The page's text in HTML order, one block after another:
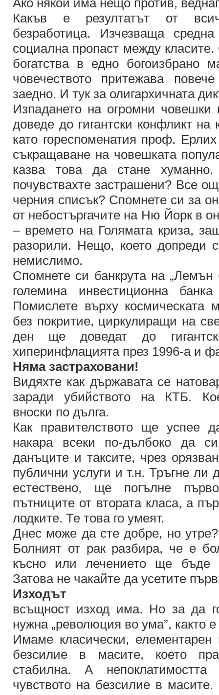
Ако някой има нещо против,
Какъв е резултатът от
безработица. Изчезваща
социална пропаст между
богатства в едно богоизбрано
човечеството притежава
заедно. И тук за олигархичната
Изпадането на огромни
доведе до гигантски конфликт на
като гореспоменатия проф.
съкращаване на човешката
казва това да стане
почувствахте застрашени? Все
черния списък? Спомнете си за
от небостъргачите на Ню Йорк в
– времето на Голямата криза,
разорили. Нещо, което допреди
немислимо.
Спомнете си банкрута на „Лемън
големина инвестиционна
Помислете върху
без покритие, циркулиращи на
ден ще доведат до
хиперинфлацията през 1996-а и
Няма застраховани!
Видяхте как държавата се
заради убийството на КТБ.
вноски по дълга.
Как правителството ще успее
накара всеки по-дълбоко да
данъците и таксите, чрез
публични услуги и т.н. Тръгне ли
естествено, ще погълне
пътниците от втората класа, а
лодките. Те това го умеят.
Днес може да сте добре, но
Болният от рак разбира, че е
късно или лечението ще бъде
Затова не чакайте да усетите
Изходът
всъщност изход има. Но за да
нужна „революция во ума”, както
Имаме класически, елементарен
безсилие в масите, което
стабилна. А
чувството на безсилие в